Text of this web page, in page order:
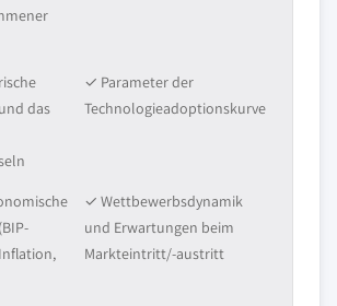
das
✓ Parameter der
Technologieadoptionskurve
✓ Wettbewerbsdynamik
und Erwartungen beim
Markteintritt/-austritt